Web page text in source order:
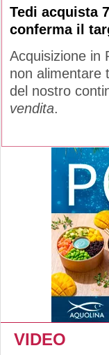
Tedi acquista
conferma il
Acquisizione in
non alimentare
del nostro
vendita.
VIDEO